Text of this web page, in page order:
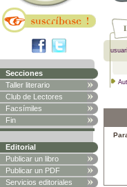
Secciones
Taller literario
Club de Lectores
Facsímiles
Fin
Editorial
Publicar un libro
Publicar un PDF
Servicios editoriales